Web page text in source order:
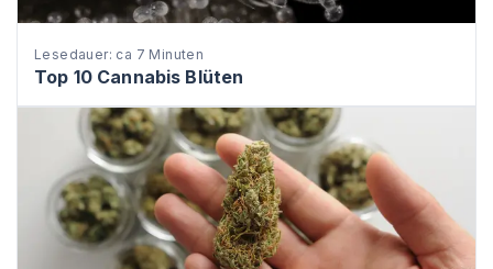
Lesedauer: ca 7 Minuten
Top 10 Cannabis Blüten